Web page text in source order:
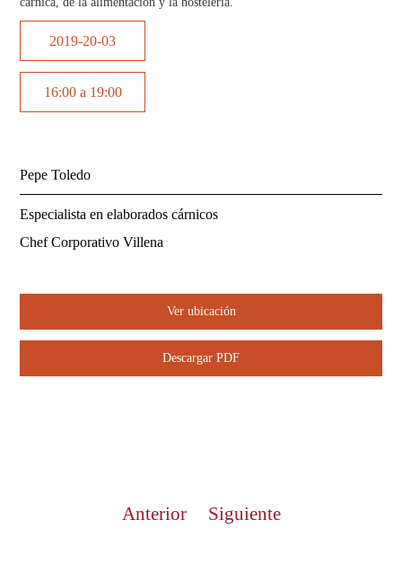
2019-20-03
16:00 a 19:00
Pepe Toledo
Especialista en elaborados cárnicos
Chef Corporativo Villena
Ver ubicación
Descargar PDF
Anterior Siguiente